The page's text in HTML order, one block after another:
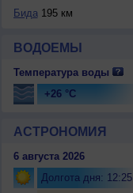
Бида195 км
ВОДОЕМЫ
Температура воды
+26 °C
АСТРОНОМИЯ
6 августа 2026
Долгота дня: 12:25